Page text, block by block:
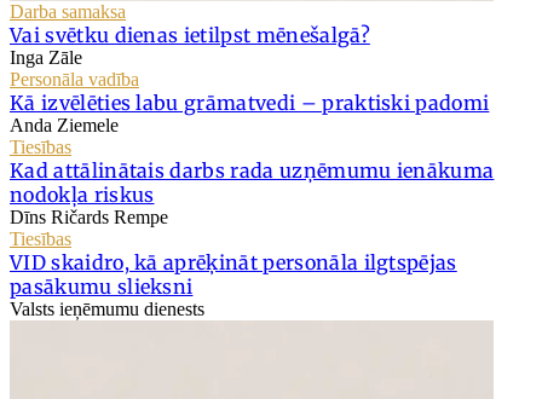
Darba samaksa
Vai svētku dienas ietilpst mēnešalgā?
Inga Zāle
Personāla vadība
Kā izvēlēties labu grāmatvedi – praktiski padomi
Anda Ziemele
Tiesības
Kad attālinātais darbs rada uzņēmumu ienākuma
nodokļa riskus
Dīns Ričards Rempe
Tiesības
VID skaidro, kā aprēķināt personāla ilgtspējas
pasākumu slieksni
Valsts ieņēmumu dienests